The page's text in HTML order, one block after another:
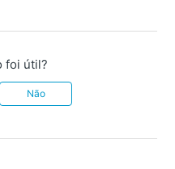
foi útil?
Não